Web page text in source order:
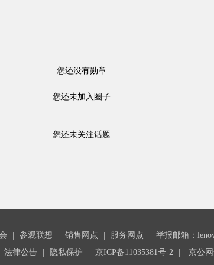
您还没有勋章
您还未加入圈子
您还未关注话题
参观联想 销售网点 服务网点
举报邮箱：
法律公告 隐私保护 京ICP备11035381号-2 京公